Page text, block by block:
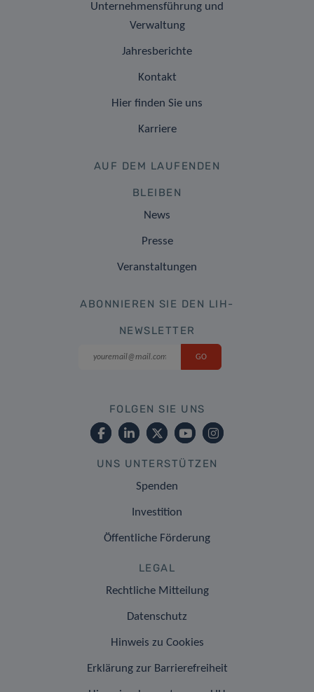
Unternehmensführung und
Verwaltung
Jahresberichte
Kontakt
Hier finden Sie uns
Karriere
AUF DEM LAUFENDEN
BLEIBEN
News
Presse
Veranstaltungen
ABONNIEREN SIE DEN LIH-
NEWSLETTER
FOLGEN SIE UNS
UNS UNTERSTÜTZEN
Spenden
Investition
Öffentliche Förderung
LEGAL
Rechtliche Mitteilung
Datenschutz
Hinweis zu Cookies
Erklärung zur Barrierefreiheit